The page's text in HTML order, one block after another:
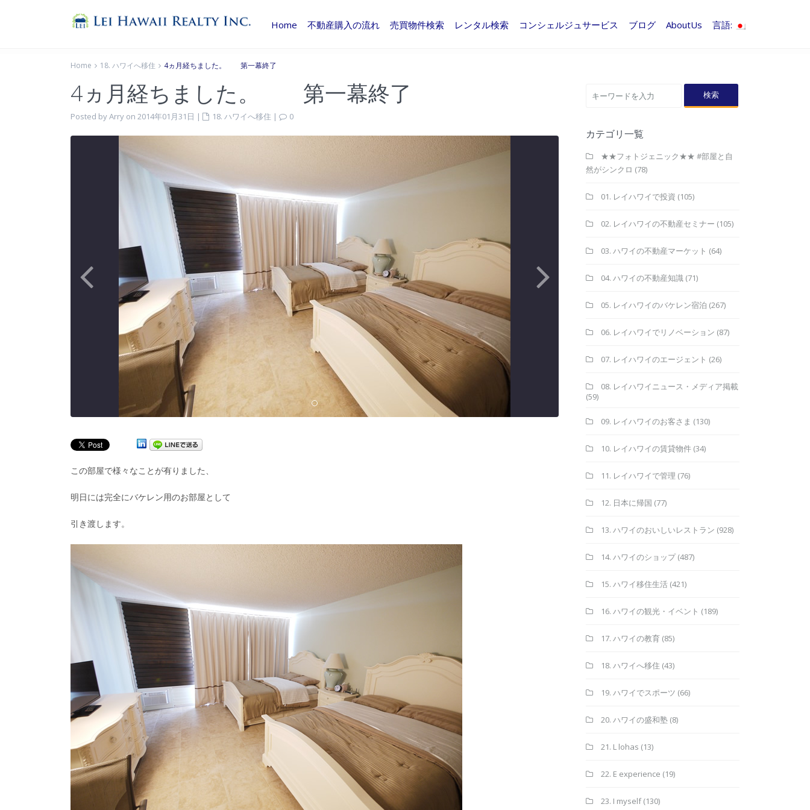
Home 不動産購入の流れ 売買物件検索 レンタル検索 コンシェルジュサービス ブログ AboutUs 言語:
Home 18. ハワイへ移住 4ヵ月経ちました。 第一幕終了
4ヵ月経ちました。 第一幕終了
Posted by Arry on 2014年01月31日 | 18. ハワイへ移住 | 0
この部屋で様々なことが有りました、
明日には完全にバケレン用のお部屋として
引き渡します。
検索
カテゴリ一覧
★★フォトジェニック★★ #部屋と自
然がシンクロ (78)
01. レイハワイで投資 (105)
02. レイハワイの不動産セミナー (105)
03. ハワイの不動産マーケット (64)
04. ハワイの不動産知識 (71)
05. レイハワイのバケレン宿泊 (267)
06. レイハワイでリノベーション (87)
07. レイハワイのエージェント (26)
08. レイハワイニュース・メディア掲載
(59)
09. レイハワイのお客さま (130)
10. レイハワイの賃貸物件 (34)
11. レイハワイで管理 (76)
12. 日本に帰国 (77)
13. ハワイのおいしいレストラン (928)
14. ハワイのショップ(487)
15. ハワイ移住生活 (421)
16. ハワイの観光・イベント (189)
17. ハワイの教育 (85)
18. ハワイへ移住 (43)
19. ハワイでスポーツ (66)
20. ハワイの盛和塾 (8)
21. L lohas (13)
22. E experience (19)
23. I myself(130)